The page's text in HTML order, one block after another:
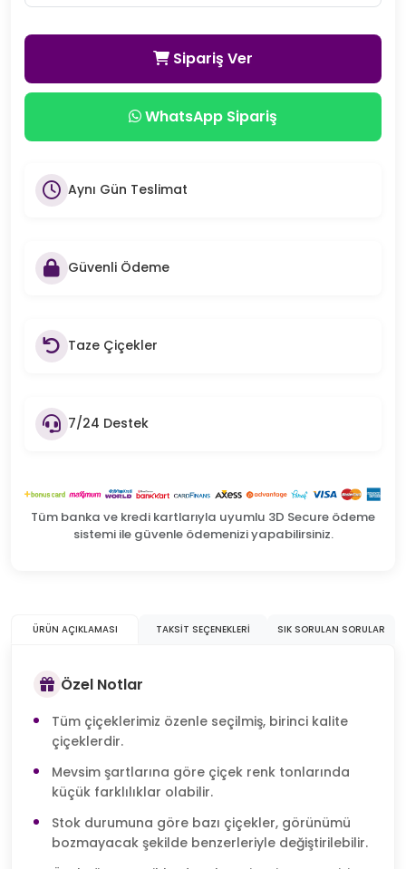
Sipariş Ver
WhatsApp Sipariş
Aynı Gün Teslimat
Güvenli Ödeme
Taze Çiçekler
7/24 Destek
Tüm banka ve kredi kartlarıyla uyumlu 3D Secure ödeme
sistemi ile güvenle ödemenizi yapabilirsiniz.
ÜRÜN AÇIKLAMASI TAKSIT SEÇENEKLERI SIK SORULAN SORULAR
Özel Notlar
Tüm çiçeklerimiz özenle seçilmiş, birinci kalite
çiçeklerdir.
Mevsim şartlarına göre çiçek renk tonlarında
küçük farklılıklar olabilir.
Stok durumuna göre bazı çiçekler, görünümü
bozmayacak şekilde benzerleriyle değiştirilebilir.